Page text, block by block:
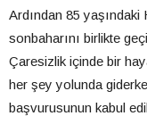
Ardından 85 yaşındaki
sonbaharını birlikte
Çaresizlik içinde bir
her şey yolunda
başvurusunun kabul